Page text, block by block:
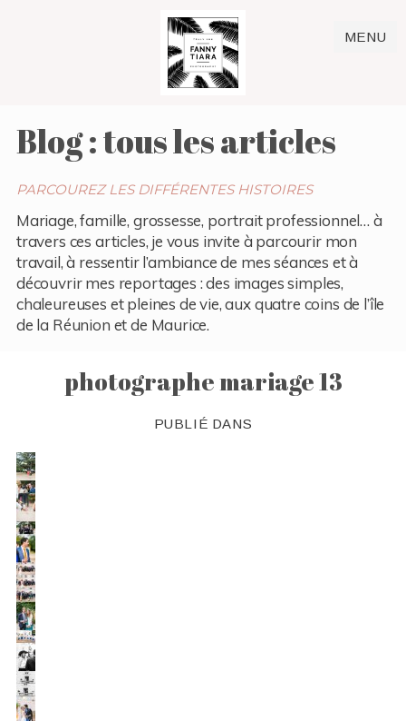
MENU
Blog : tous les articles
PARCOUREZ LES DIFFÉRENTES HISTOIRES
Mariage, famille, grossesse, portrait professionnel… à
travers ces articles, je vous invite à parcourir mon
travail, à ressentir l’ambiance de mes séances et à
découvrir mes reportages : des images simples,
chaleureuses et pleines de vie, aux quatre coins de l’île
de la Réunion et de Maurice.
photographe mariage 13
PUBLIÉ DANS